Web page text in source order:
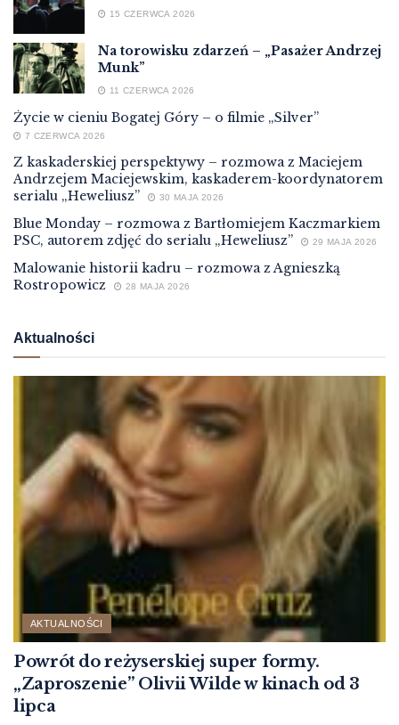
15 CZERWCA 2026
Na torowisku zdarzeń – „Pasażer Andrzej
Munk”
11 CZERWCA 2026
Życie w cieniu Bogatej Góry – o filmie „Silver”
7 CZERWCA 2026
Z kaskaderskiej perspektywy – rozmowa z Maciejem
Andrzejem Maciejewskim, kaskaderem-koordynatorem
serialu „Heweliusz”
30 MAJA 2026
Blue Monday – rozmowa z Bartłomiejem Kaczmarkiem
PSC, autorem zdjęć do serialu „Heweliusz”
29 MAJA 2026
Malowanie historii kadru – rozmowa z Agnieszką
Rostropowicz
28 MAJA 2026
Aktualności
AKTUALNOŚCI
Powrót do reżyserskiej super formy.
„Zaproszenie” Olivii Wilde w kinach od 3
lipca